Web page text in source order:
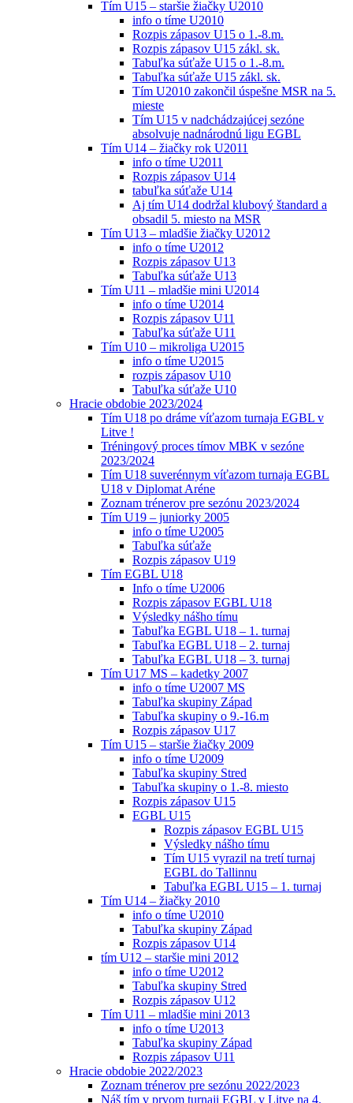
Tím U15 – staršie žiačky U2010
info o tíme U2010
Rozpis zápasov U15 o 1.-8.m.
Rozpis zápasov U15 zákl. sk.
Tabuľka súťaže U15 o 1.-8.m.
Tabuľka súťaže U15 zákl. sk.
Tím U2010 zakončil úspešne MSR na 5.
mieste
Tím U15 v nadchádzajúcej sezóne
absolvuje nadnárodnú ligu EGBL
Tím U14 – žiačky rok U2011
info o tíme U2011
Rozpis zápasov U14
tabuľka súťaže U14
Aj tím U14 dodržal klubový štandard a
obsadil 5. miesto na MSR
Tím U13 – mladšie žiačky U2012
info o tíme U2012
Rozpis zápasov U13
Tabuľka súťaže U13
Tím U11 – mladšie mini U2014
info o tíme U2014
Rozpis zápasov U11
Tabuľka súťaže U11
Tím U10 – mikroliga U2015
info o tíme U2015
rozpis zápasov U10
Tabuľka súťaže U10
Hracie obdobie 2023/2024
Tím U18 po dráme víťazom turnaja EGBL v
Litve !
Tréningový proces tímov MBK v sezóne
2023/2024
Tím U18 suverénnym víťazom turnaja EGBL
U18 v Diplomat Aréne
Zoznam trénerov pre sezónu 2023/2024
Tím U19 – juniorky 2005
info o tíme U2005
Tabuľka súťaže
Rozpis zápasov U19
Tím EGBL U18
Info o tíme U2006
Rozpis zápasov EGBL U18
Výsledky nášho tímu
Tabuľka EGBL U18 – 1. turnaj
Tabuľka EGBL U18 – 2. turnaj
Tabuľka EGBL U18 – 3. turnaj
Tím U17 MS – kadetky 2007
info o tíme U2007 MS
Tabuľka skupiny Západ
Tabuľka skupiny o 9.-16.m
Rozpis zápasov U17
Tím U15 – staršie žiačky 2009
info o tíme U2009
Tabuľka skupiny Stred
Tabuľka skupiny o 1.-8. miesto
Rozpis zápasov U15
EGBL U15
Rozpis zápasov EGBL U15
Výsledky nášho tímu
Tím U15 vyrazil na tretí turnaj
EGBL do Tallinnu
Tabuľka EGBL U15 – 1. turnaj
Tím U14 – žiačky 2010
info o tíme U2010
Tabuľka skupiny Západ
Rozpis zápasov U14
tím U12 – staršie mini 2012
info o tíme U2012
Tabuľka skupiny Stred
Rozpis zápasov U12
Tím U11 – mladšie mini 2013
info o tíme U2013
Tabuľka skupiny Západ
Rozpis zápasov U11
Hracie obdobie 2022/2023
Zoznam trénerov pre sezónu 2022/2023
Náš tím v prvom turnaji EGBL v Litve na 4.